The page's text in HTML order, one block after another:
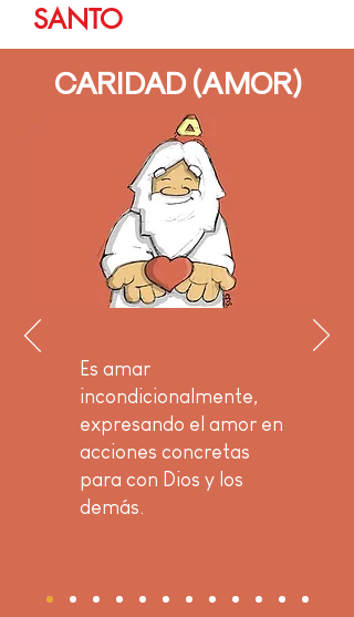
SANTO
CARIDAD (AMOR)
Es amar
incondicionalmente,
expresando el amor en
acciones concretas
para con Dios y los
demás.